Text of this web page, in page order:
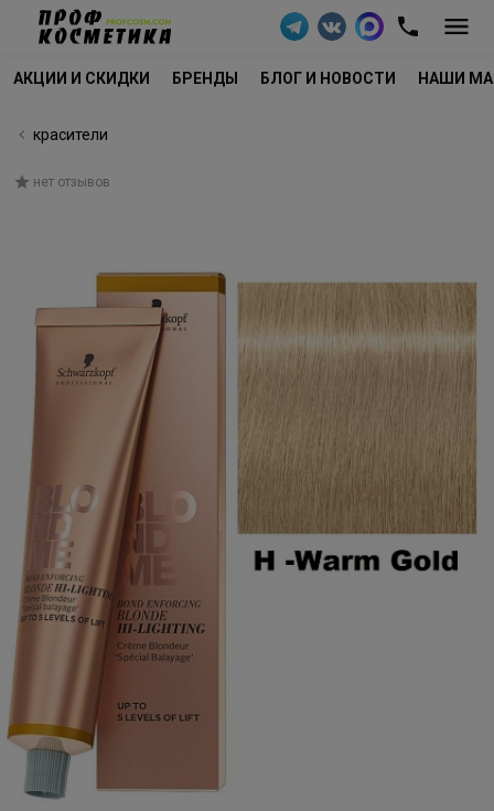
АКЦИИ И СКИДКИ БРЕНДЫ БЛОГ И НОВОСТИ НАШИ
красители
нет отзывов